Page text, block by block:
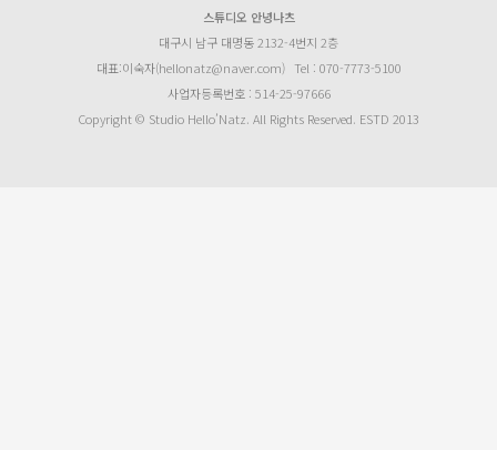
스튜디오 안녕나츠
대구시 남구 대명동 2132-4번지 2층
대표:이숙자(hellonatz@naver.com) Tel : 070-7773-5100
사업자등록번호 : 514-25-97666
Copyright © Studio Hello’Natz. All Rights Reserved. ESTD 2013